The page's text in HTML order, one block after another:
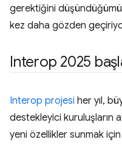
gerektiğini
kez daha gözden
Interop 2025
Interop projesi her yıl,
destekleyici kuruluşların
yeni özellikler sunmak